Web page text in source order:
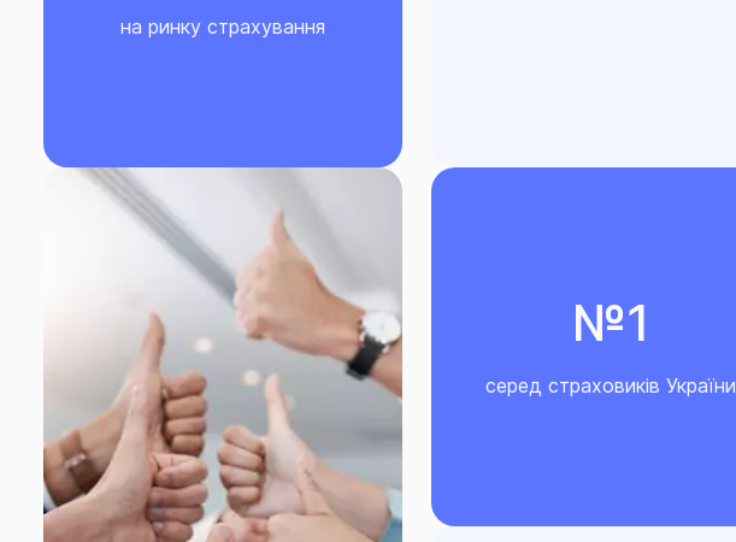
на ринку страхування
№1
серед страховиків України